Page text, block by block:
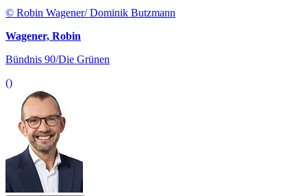
© Robin Wagener/ Dominik Butzmann
Wagener, Robin
Bündnis 90/Die Grünen
()